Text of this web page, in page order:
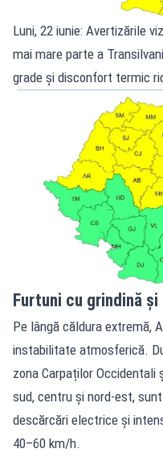
Luni, 22 iunie: Avertizările
mai mare parte a
grade și disconfort termic
Furtuni cu grindină
Pe lângă căldura extremă,
instabilitate atmosferică.
zona Carpaților Occidentali
sud, centru și nord-est,
descărcări electrice și
40–60 km/h.